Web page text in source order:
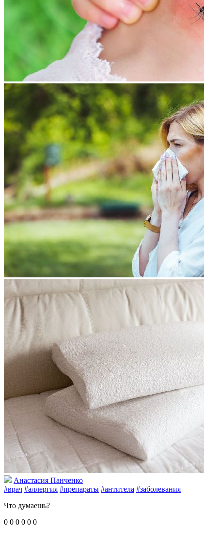
Анастасия Панченко
#врач #аллергия #препараты #антитела #заболевания
Что думаешь?
0 0 0 0 0 0